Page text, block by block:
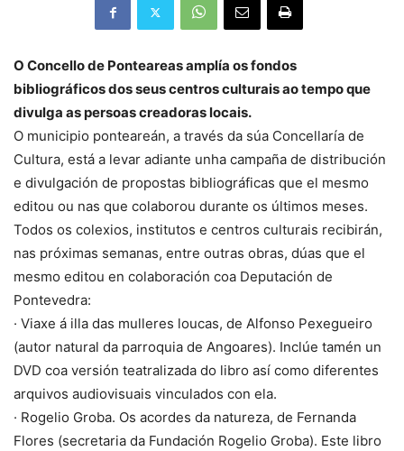
O Concello de Ponteareas amplía os fondos
bibliográficos dos seus centros culturais ao tempo que
divulga as persoas creadoras locais.
O municipio ponteareán, a través da súa Concellaría de
Cultura, está a levar adiante unha campaña de distribución
e divulgación de propostas bibliográficas que el mesmo
editou ou nas que colaborou durante os últimos meses.
Todos os colexios, institutos e centros culturais recibirán,
nas próximas semanas, entre outras obras, dúas que el
mesmo editou en colaboración coa Deputación de
Pontevedra:
· Viaxe á illa das mulleres loucas, de Alfonso Pexegueiro
(autor natural da parroquia de Angoares). Inclúe tamén un
DVD coa versión teatralizada do libro así como diferentes
arquivos audiovisuais vinculados con ela.
· Rogelio Groba. Os acordes da natureza, de Fernanda
Flores (secretaria da Fundación Rogelio Groba). Este libro